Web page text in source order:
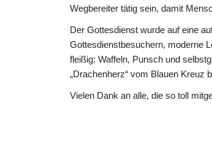
Wegbereiter tätig sein, damit
Der Gottesdienst wurde auf eine
Gottesdienstbesuchern, moderne
fleißig: Waffeln, Punsch und
„Drachenherz“ vom Blauen Kreuz
Vielen Dank an alle, die so toll